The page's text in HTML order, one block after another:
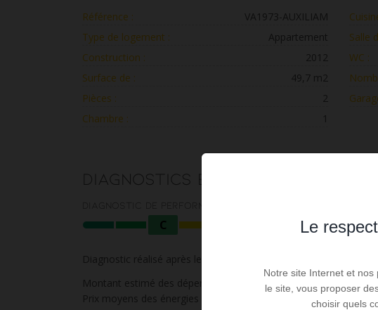
Référence :
VA1973-AUXILIAM
Type de logement :
Appartement
Construction :
2012
Surface de :
49,7 m2
Pièces :
2
Chambre :
1
Salle
WC :
Diagnostics énergétiques
C
Diagnostic réalisé après le 1er juillet 2021
A
Montant estimé des dépenses annuelles d'énergie pour un
Prix moyens des énergies indexés au 1 janvier 2021-01-01
Le
Notre site Internet et
le site, vous proposer
choisir quels